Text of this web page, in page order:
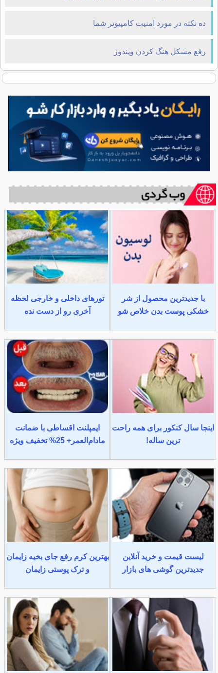
ده نكته در مورد امنيت كامپيوتر شما
رفع مشکل هنگ کردن ویندوز
با جدیدترین محصول از شر
خشکی پوست بدن خلاص شو
تورهای داخلی و خارجی لحظه
آخری رو از دست نده
اینجا سال کنکور برای همه راحت
ترین ساله!
ایمپلنت اقساطی با ضمانت
مادام‌العمر+ 25% تخفیف ویژه
لیست قیمت و خرید آنلاین
جدیدترین گوشی های بازار
بهترین کرم رفع جای بخیه زایمان
و ترک پوستی زایمان